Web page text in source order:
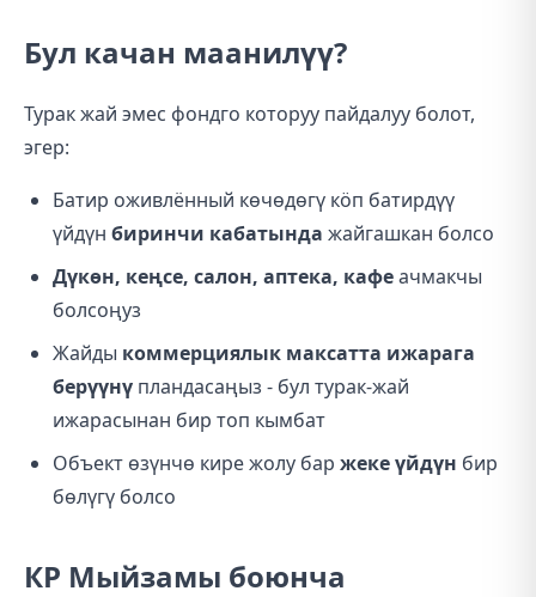
Бул качан маанилүү?
Турак жай эмес фондго которуу пайдалуу болот,
эгер:
Батир оживлённый көчөдөгү кöп батирдүү
үйдүн биринчи кабатында жайгашкан болсо
Дүкөн, кеңсе, салон, аптека, кафеачмакчы
болсоңуз
Жайды коммерциялык максатта ижарага
берүүнү пландасаңыз - бул турак-жай
ижарасынан бир топ кымбат
Объект өзүнчө кире жолу бар жеке үйдүн бир
бөлүгү болсо
КР Мыйзамы боюнча